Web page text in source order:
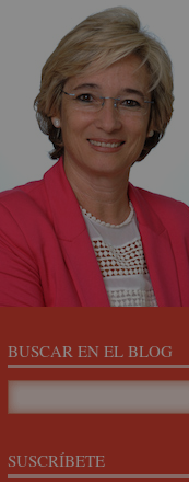
BUSCAR EN EL BLOG
SUSCRÍBETE